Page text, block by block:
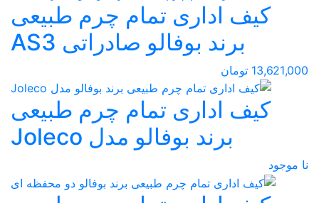
کیف اداری تمام چرم طبیعی
برند بوفالو صادراتی AS3
13,621,000 تومان
کیف اداری تمام چرم طبیعی
برند بوفالو مدل Joleco
نا موجود